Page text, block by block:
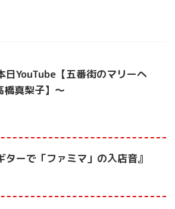
日YouTube【五番街のマリーへ
真梨子】〜
ターで「ファミマ」の入店音』